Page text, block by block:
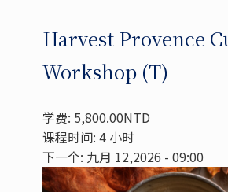
Harvest Provence
Workshop (T)
学费: 5,800.00NTD
课程时间: 4 小时
下一个: 九月 12,2026 - 09:00